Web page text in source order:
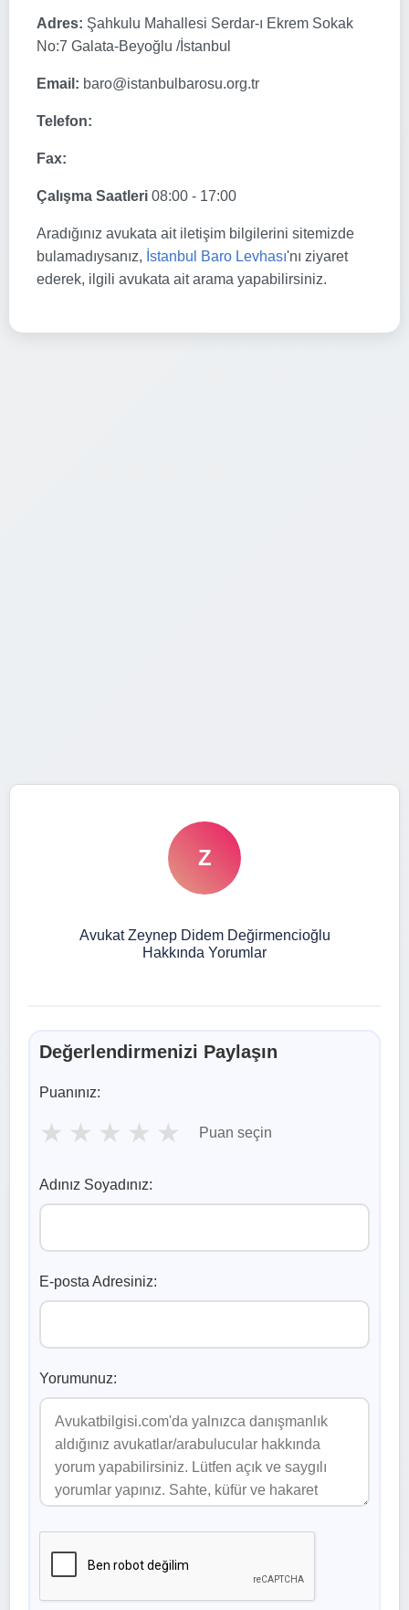
Adres: Şahkulu Mahallesi Serdar-ı Ekrem Sokak
No:7 Galata-Beyoğlu /İstanbul
Email: baro@istanbulbarosu.org.tr
Telefon:
Fax:
Çalışma Saatleri 08:00 - 17:00
Aradığınız avukata ait iletişim bilgilerini sitemizde
bulamadıysanız, İstanbul Baro Levhası'nı ziyaret
ederek, ilgili avukata ait arama yapabilirsiniz.
Z
Avukat Zeynep Didem Değirmencioğlu
Hakkında Yorumlar
Değerlendirmenizi Paylaşın
Puanınız:
★ ★ ★ ★ ★ Puan seçin
Adınız Soyadınız:
E-posta Adresiniz:
Yorumunuz: